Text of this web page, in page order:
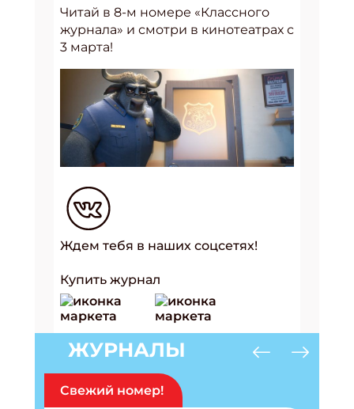
Читай в 8-м номере «Классного
журнала» и смотри в кинотеатрах с
3 марта!
Ждем тебя в наших соцсетях!
Купить журнал
ЖУРНАЛЫ
Свежий номер!